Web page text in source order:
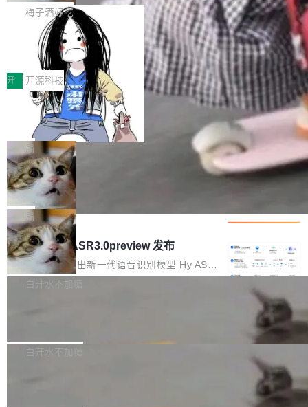
续增长的AI成本该如何优化。 深信服AI算力网关
正是围绕这些实际问题，从Token治理和成本治
理两个方面，让用户的每一份算力都看得清、管
得住、用得稳、省得下、更安全！ 一、从现在开
始，Token使用一目...
wat（Google 员工编号 23，Jeff Dean 二十多
年的编程搭档，MapReduce 和 Bigtable 的共同
作者）、Quoc Le（Google 大脑核心成员，Se
q2Seq 和 DocAI 的共同发明人）以及 Oriol Vin
yals（Gemini 联合负责人，AlphaSta...
把「看得清、用母语、记得住」三件事一次补
齐。 SolonCode 是什么 SolonCode 是杭州无
耳科技研发的企业级终端编码智能体——一位全
中文驱动的数字员工，自主理解需求、规划步
骤、编写代码。不挑模型、不挑平台，curl 一行
装完即用。 开源地址：Gitee · GitCode · GitHu
b 安装 支持 Java 8+（8~26）、macOS / Linu
x / Windows / Harmony PC。 # macOS / Linu
x / Harmony PC curl -fsSL https://solon.noea
r.org/solon...
梅子酒好吃
让“代码语义理解”深度释放AI Coding
价值潜能：华为云码道（CodeArts）
代码仓技术解析
一、代码仓深度理解技术的作用与价值 在软件工
程实践中，代码仓是企业核心知识资产的主要载
体。企业级代码仓库通常包含数十万乃至数百万
个文件，其规模远超单次模型调用可承载的上下
文窗口。随着项目规模的持续扩张与代码历史的
不断累积，代码仓中的模块关系、接口契约、业
务逻辑等关键信息往往分散于数十乃至数百个文
件之中，形成高度复杂的知识关联网络。传统的
代码检索手段（如关键词匹配、目录遍历）仅能
在语法层面完成文本定位，难以触及代码的语义
内涵与结构关联，导致开发者使用代码智能体在
理解大规模代码仓时面临显著"代码仓理解"瓶
颈。 代码仓深度理解服务（以下简称" CodeBas
e深度理解服务"）是华为云码道（CodeA...
开 开源科技
一条“删库”命令跑 17 小时，算法工程
师删光 89TB 数据只为干私活
最高人民检察院8月4日公布了一起案件：北京一
名90后算法工程师王某，为了给自己接的私活腾
服务器空间，删光了公司AI游戏部门的全部核心
数据。 王某2024年1月入职东城区某科技公司AI
短剧部门，有互联网大厂背景。在公司内部架构
调整期间，部门三次通知全员将数据从A集群迁
移到B集群，王某都回复了"收到"。 他没有迁移
数据。2024年9月3日下午4点，他使用此前登录
的账号密码进入A集群，输入了一条被程序员圈
称为"删库跑路"的命令——最高管理员权限、无
自研的多个文生3D和...
局
Cloudflare 分享推理优化实践：KV ca
che 量化 + 权重压缩，吞吐量提升 4
1%，成本降 30%
Kimi 和 GLM 是当前最强的大模型系列之一，但
它们有一个共同的问题：太吃显存了。月之暗面
的 Kimi K 系列和智谱的 GLM 都是长上下文、M
oE 架构的大模型，好用到让人上瘾，但 GPU 显
存永远不够用。 Cloudflare 的 Workers AI 团队
一直在跑这些模型的推理。他们在官方博客上发
整性保护。效果是：吞吐量提升 41%，每 token
局
腾讯混元 Hy ASR3.0preview 发布
腾讯混元正式推出新一代语音识别模型 Hy ASR
3.0preview。基于最新一代大语言模型 Hy3 的
让语音识别不再只是听清，而是真正听懂。通过
白开水不加糖
新和少量网页兼容性修复版本。 Changes/fixe
白开水不加糖